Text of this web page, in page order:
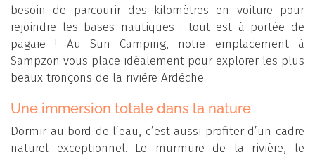
besoin de parcourir des kilomètres en voiture pour
rejoindre les bases nautiques : tout est à portée de
pagaie ! Au Sun Camping, notre emplacement à
Sampzon vous place idéalement pour explorer les plus
beaux tronçons de la rivière Ardèche.
Une immersion totale dans la nature
Dormir au bord de l’eau, c’est aussi profiter d’un cadre
naturel exceptionnel. Le murmure de la rivière, le